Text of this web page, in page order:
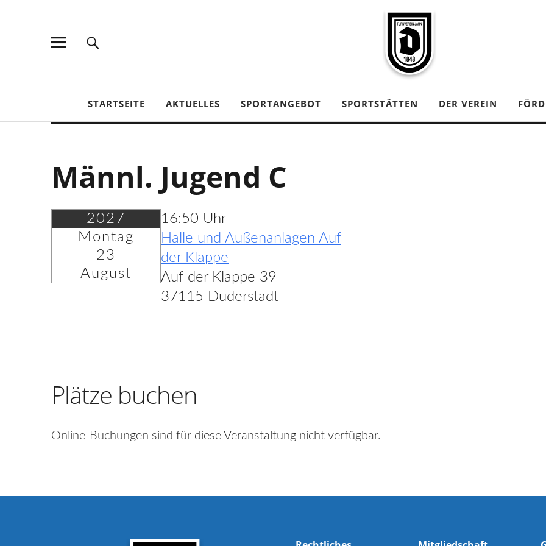
STARTSEITE AKTUELLES SPORTANGEBOT SPORTSTÄTTEN DER VEREIN
Männl. Jugend C
2027
Montag
23
August
16:50 Uhr
Halle und Außenanlagen Auf
der Klappe
Auf der Klappe 39
37115 Duderstadt
Plätze buchen
Online-Buchungen sind für diese Veranstaltung nicht verfügbar.